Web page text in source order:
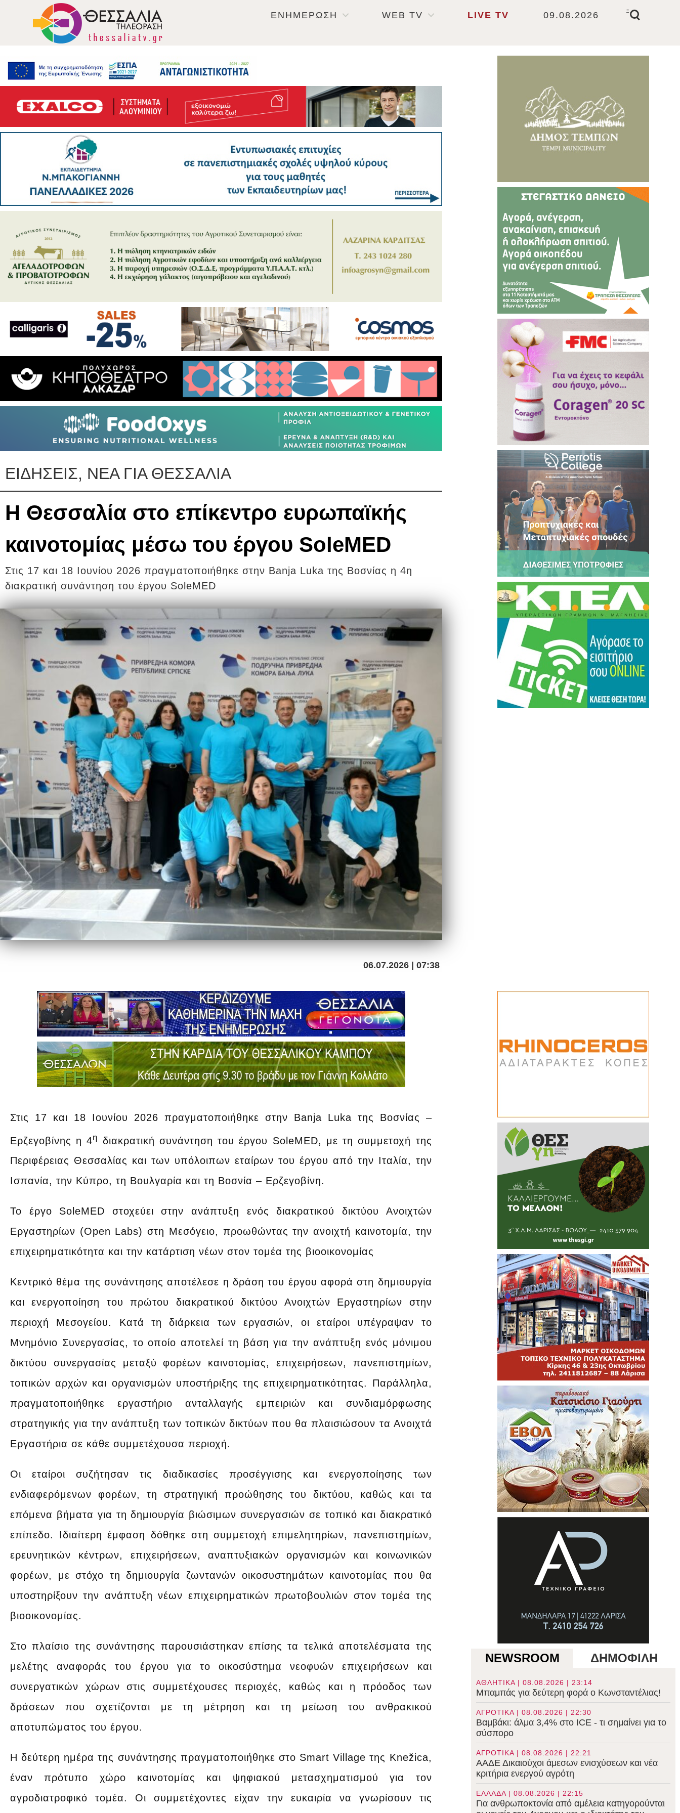
ΕΝΗΜΕΡΩΣΗ WEB TV LIVE TV 09.08.2026
-
ΕΙΔΗΣΕΙΣ, ΝΕΑ ΓΙΑ ΘΕΣΣΑΛΙΑ
H Θεσσαλία στο επίκεντρο ευρωπαϊκής
καινοτομίας μέσω του έργου SoleMED
Στις 17 και 18 Ιουνίου 2026 πραγματοποιήθηκε στην Banja Luka της Βοσνίας η 4η
διακρατική συνάντηση του έργου SoleMED
06.07.2026 | 07:38
Στις 17 και 18 Ιουνίου 2026 πραγματοποιήθηκε στην Banja Luka της Βοσνίας –
Ερζεγοβίνης η 4η διακρατική συνάντηση του έργου SoleMED, με τη συμμετοχή της
Περιφέρειας Θεσσαλίας και των υπόλοιπων εταίρων του έργου από την Ιταλία, την
Ισπανία, την Κύπρο, τη Βουλγαρία και τη Βοσνία – Ερζεγοβίνη.
Το έργο SoleMED στοχεύει στην ανάπτυξη ενός διακρατικού δικτύου Ανοιχτών
Εργαστηρίων (Open Labs) στη Μεσόγειο, προωθώντας την ανοιχτή καινοτομία, την
επιχειρηματικότητα και την κατάρτιση νέων στον τομέα της βιοοικονομίας
Κεντρικό θέμα της συνάντησης αποτέλεσε η δράση του έργου αφορά στη δημιουργία
και ενεργοποίηση του πρώτου διακρατικού δικτύου Ανοιχτών Εργαστηρίων στην
περιοχή Μεσογείου. Κατά τη διάρκεια των εργασιών, οι εταίροι υπέγραψαν το
Μνημόνιο Συνεργασίας, το οποίο αποτελεί τη βάση για την ανάπτυξη ενός μόνιμου
δικτύου συνεργασίας μεταξύ φορέων καινοτομίας, επιχειρήσεων, πανεπιστημίων,
τοπικών αρχών και οργανισμών υποστήριξης της επιχειρηματικότητας. Παράλληλα,
πραγματοποιήθηκε εργαστήριο ανταλλαγής εμπειριών και συνδιαμόρφωσης
στρατηγικής για την ανάπτυξη των τοπικών δικτύων που θα πλαισιώσουν τα Ανοιχτά
Εργαστήρια σε κάθε συμμετέχουσα περιοχή.
Οι εταίροι συζήτησαν τις διαδικασίες προσέγγισης και ενεργοποίησης των
ενδιαφερόμενων φορέων, τη στρατηγική προώθησης του δικτύου, καθώς και τα
επόμενα βήματα για τη δημιουργία βιώσιμων συνεργασιών σε τοπικό και διακρατικό
επίπεδο. Ιδιαίτερη έμφαση δόθηκε στη συμμετοχή επιμελητηρίων, πανεπιστημίων,
ερευνητικών κέντρων, επιχειρήσεων, αναπτυξιακών οργανισμών και κοινωνικών
φορέων, με στόχο τη δημιουργία ζωντανών οικοσυστημάτων καινοτομίας που θα
υποστηρίξουν την ανάπτυξη νέων επιχειρηματικών πρωτοβουλιών στον τομέα της
βιοοικονομίας.
Στο πλαίσιο της συνάντησης παρουσιάστηκαν επίσης τα τελικά αποτελέσματα της
μελέτης αναφοράς του έργου για το οικοσύστημα νεοφυών επιχειρήσεων και
συνεργατικών χώρων στις συμμετέχουσες περιοχές, καθώς και η πρόοδος των
δράσεων που σχετίζονται με τη μέτρηση και τη μείωση του ανθρακικού
αποτυπώματος του έργου.
Η δεύτερη ημέρα της συνάντησης πραγματοποιήθηκε στο Smart Village της Knežica,
έναν πρότυπο χώρο καινοτομίας και ψηφιακού μετασχηματισμού για τον
αγροδιατροφικό τομέα. Οι συμμετέχοντες είχαν την ευκαιρία να γνωρίσουν τις
NEWSROOM ΔΗΜΟΦΙΛΗ
ΑΘΛΗΤΙΚΑ | 08.08.2026 | 23:14
Μπαμπάς για δεύτερη φορά ο Κωνσταντέλιας!
ΑΓΡΟΤΙΚΑ | 08.08.2026 | 22:30
Βαμβάκι: άλμα 3,4% στο ICE - τι σημαίνει για το
σύσπορο
ΑΓΡΟΤΙΚΑ | 08.08.2026 | 22:21
ΑΑΔΕ Δικαιούχοι άμεσων ενισχύσεων και νέα
κριτήρια ενεργού αγρότη
ΕΛΛΑΔΑ | 08.08.2026 | 22:15
Για ανθρωποκτονία από αμέλεια κατηγορούνται